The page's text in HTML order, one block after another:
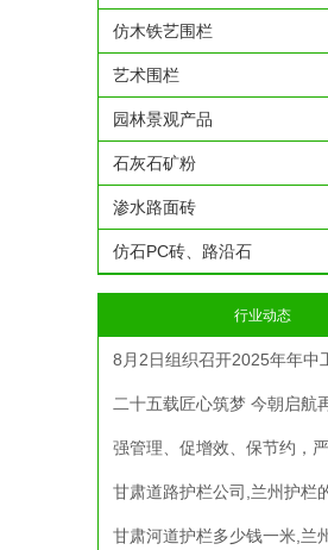
仿木铁艺围栏
艺术围栏
园林景观产品
石灰石矿粉
渗水路面砖
仿石PC砖、路沿石
行业动态